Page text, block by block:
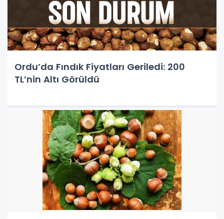
Ordu’da Fındık Fiyatları Geriledi: 200
TL’nin Altı Görüldü